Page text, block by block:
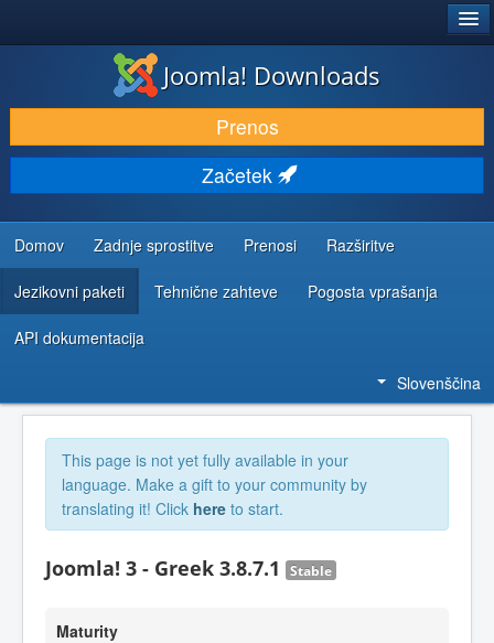
PRENESI IN RAZŠIRI
ODKRIJTE & IZVEJTE
SKUPNOST IN PODPORA
VIRI ZA RAZVIJALCE
Joomla! Downloads
Prenos
Začetek
Domov Zadnje sprostitve Prenosi Razširitve
Jezikovni paketi Tehnične zahteve Pogosta vprašanja
API dokumentacija
Slovenščina
This page is not yet fully available in your
language. Make a gift to your community by
translating it! Click here to start.
Joomla! 3 - Greek 3.8.7.1 Stable
Maturity